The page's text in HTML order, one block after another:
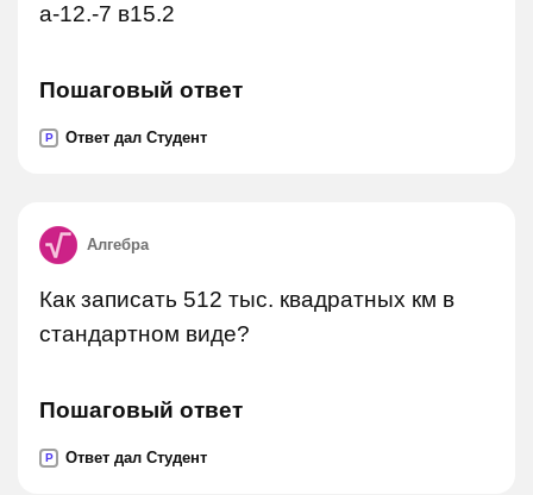
а-12.-7 в15.2
Пошаговый ответ
P Ответ дал Студент
Алгебра
Как записать 512 тыс. квадратных км в
стандартном виде?
Пошаговый ответ
P Ответ дал Студент